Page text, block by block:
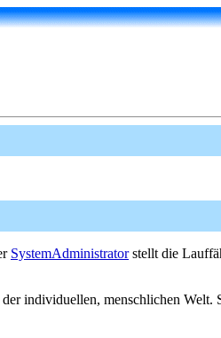
SystemAdministratorstellt die
individuellen, menschlichen Welt.